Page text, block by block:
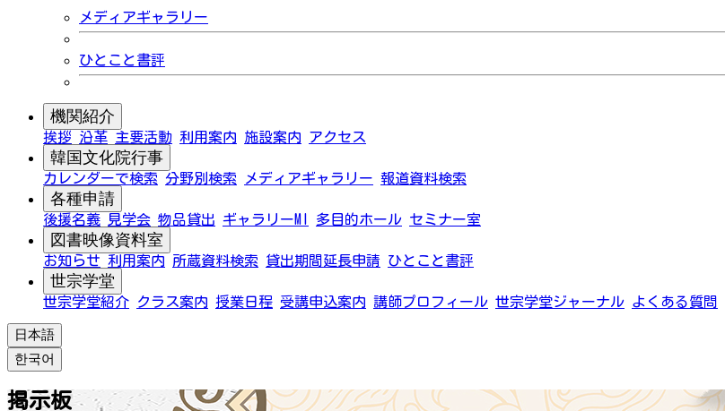
メディアギャラリー
ひとこと書評
機関紹介
挨拶 沿革 主要活動 利用案内 施設案内 アクセス
韓国文化院行事
カレンダーで検索 分野別検索 メディアギャラリー 報道資料検索
各種申請
後援名義 見学会 物品貸出 ギャラリーMI 多目的ホール セミナー室
図書映像資料室
お知らせ 利用案内 所蔵資料検索 貸出期間延長申請 ひとこと書評
世宗学堂
世宗学堂紹介 クラス案内 授業日程 受講申込案内 講師プロフィール 世宗学堂ジャーナル よくある質問
日本語
한국어
掲示板